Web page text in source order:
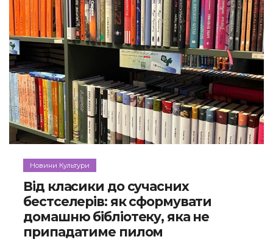
Новини Культури
Від класики до сучасних
бестселерів: як сформувати
домашню бібліотеку, яка не
припадатиме пилом